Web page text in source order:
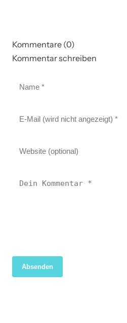
Kommentare (0)
Kommentar schreiben
Absenden